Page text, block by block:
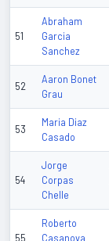
51
Abraham
Garcia
Sanchez
52
Aaron Bonet
Grau
53
Maria Diaz
Casado
54
Jorge
Corpas
Chelle
55
Roberto
Casanova